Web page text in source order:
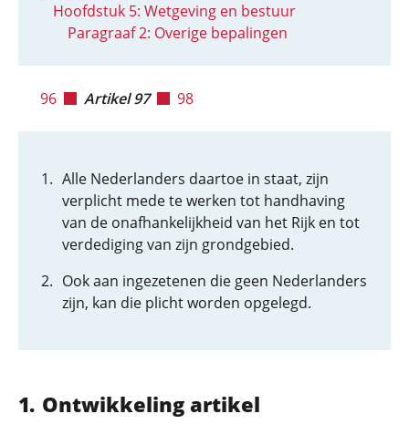
Hoofdstuk 5: Wetgeving en bestuur
Paragraaf 2: Overige bepalingen
96 Artikel 97 98
Alle Nederlanders daartoe in staat, zijn
verplicht mede te werken tot handhaving
van de onafhankelijkheid van het Rijk en tot
verdediging van zijn grondgebied.
Ook aan ingezetenen die geen Nederlanders
zijn, kan die plicht worden opgelegd.
Ontwikkeling artikel